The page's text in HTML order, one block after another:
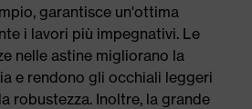
garantisce un'ottima
i lavori più impegnativi. Le
nelle astine migliorano la
e rendono gli occhiali leggeri
robustezza. Inoltre, la grande